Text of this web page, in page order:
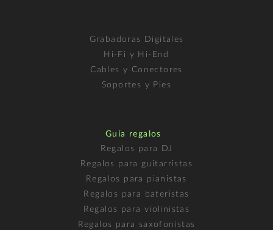
Grabadoras Digitales
Hi-Fi y Hi-End
Cables y Conectores
Soportes y Pies
Guía regalos
Regalos para DJ
Regalos para guitarristas
Regalos para pianistas
Regalos para bateristas
Regalos para violinistas
Regalos para saxofonistas